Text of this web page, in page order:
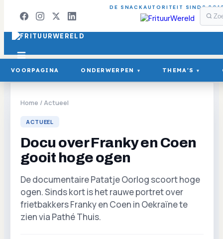
DE SNACKAUTORITEIT SINDS
VOORPAGINA ONDERWERPEN ▾ THEMA'S ▾
Home /Actueel
ACTUEEL
Docu over Franky en Coen
gooit hoge ogen
De documentaire Patatje Oorlog scoort hoge
ogen. Sinds kort is het rauwe portret over
frietbakkers Franky en Coen in Oekraïne te
zien via Pathé Thuis.